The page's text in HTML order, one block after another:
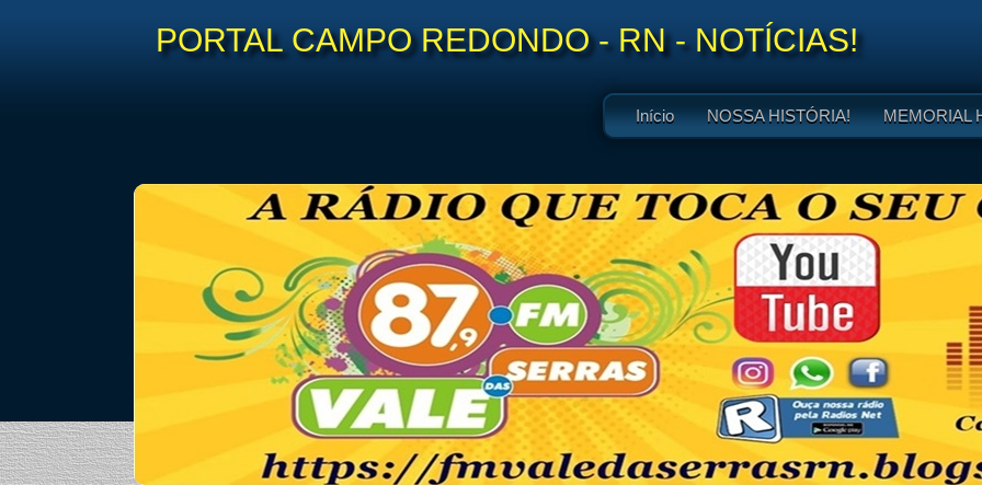
PORTAL CAMPO REDONDO - RN - NOTÍCIAS!
Início NOSSA HISTÓRIA! MEMORIAL